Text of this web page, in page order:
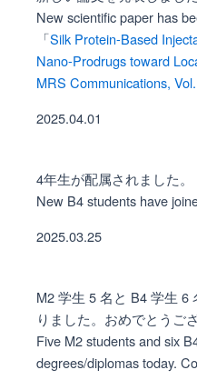
New scientific paper has
「Silk Protein-Based
Nano-Prodrugs toward
MRS Communications,
2025.04.01
4年生が配属されました。
New B4 students have
2025.03.25
M2 学生 5 名と B4 学生 6
りました。おめでとうご
Five M2 students and six
degrees/diplomas today.